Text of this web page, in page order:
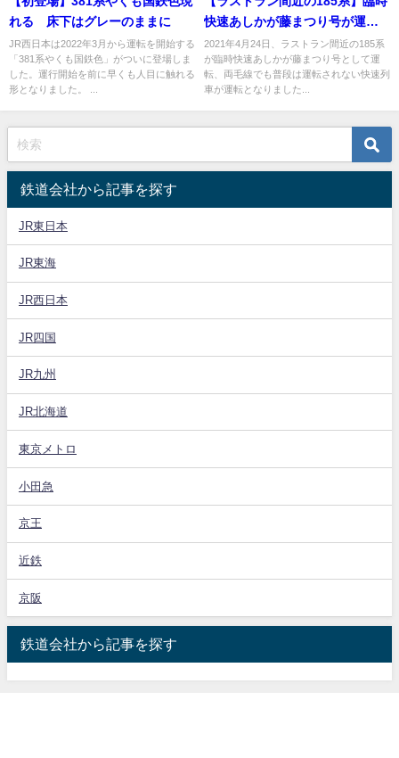
れる 床下はグレーのままに
JR西日本は2022年3月から運転を開始する
「381系やくも国鉄色」がついに登場しま
した。運行開始を前に早くも人目に触れる
形となりました。 ...
快速あしかが藤まつり号が運
転 両毛線内も快速運転
2021年4月24日、ラストラン間近の185系
が臨時快速あしかが藤まつり号として運
転、両毛線でも普段は運転されない快速列
車が運転となりました...
鉄道会社から記事を探す
JR東日本
JR東海
JR西日本
JR四国
JR九州
JR北海道
東京メトロ
小田急
京王
近鉄
京阪
鉄道会社から記事を探す